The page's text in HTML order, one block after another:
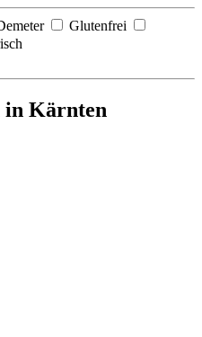
Glutenfrei
in Kärnten